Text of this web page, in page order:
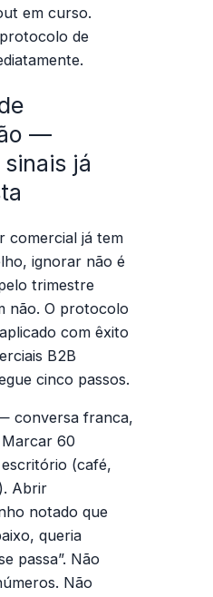
em curso.
de
—
já
comercial já tem
ignorar não é
trimestre
não. O protocolo
com êxito
B2B
cinco passos.
conversa franca,
Marcar 60
(café,
Abrir
notado que
queria
passa”. Não
Não